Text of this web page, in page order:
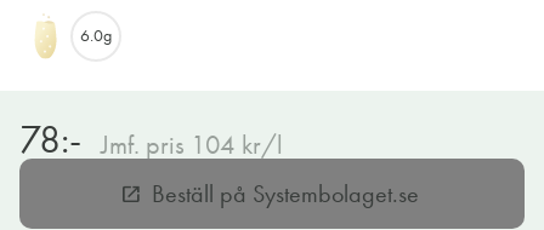
6.0g
78:- Jmf. pris 104 kr/l
open_in_new Beställ på Systembolaget.se